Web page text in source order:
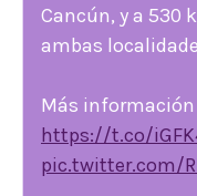
Cancún, y a 530
ambas
Más información
https://t.co/
pic.twitter.com/